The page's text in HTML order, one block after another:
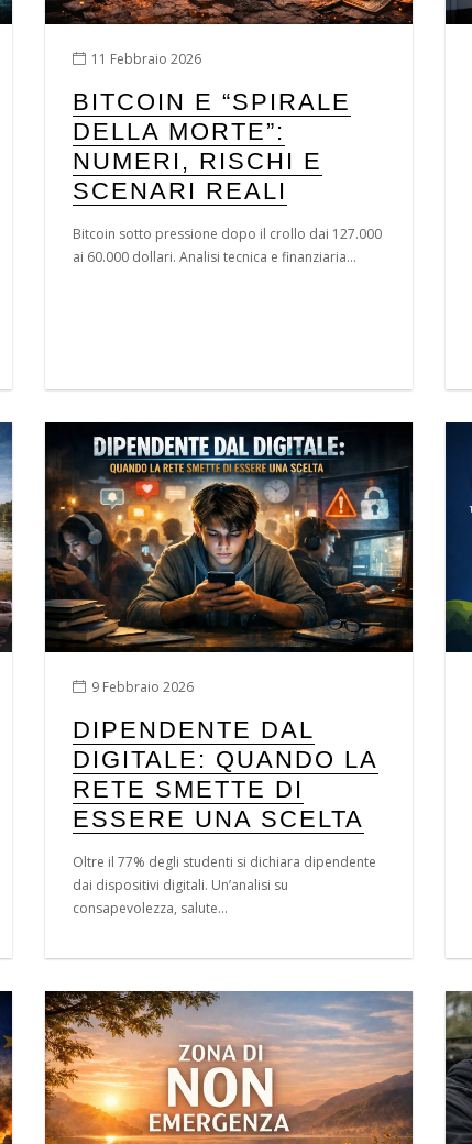
11 Febbraio 2026
BITCOIN E “SPIRALE
DELLA MORTE”:
NUMERI, RISCHI E
SCENARI REALI
Bitcoin sotto pressione dopo il crollo dai 127.000
ai 60.000 dollari. Analisi tecnica e finanziaria...
9 Febbraio 2026
DIPENDENTE DAL
DIGITALE: QUANDO LA
RETE SMETTE DI
ESSERE UNA SCELTA
Oltre il 77% degli studenti si dichiara dipendente
dai dispositivi digitali. Un’analisi su
consapevolezza, salute...